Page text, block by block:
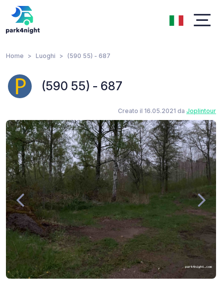
Home Luoghi (590 55) - 687
(590 55) - 687
Creato il 16.05.2021 da Joplintour